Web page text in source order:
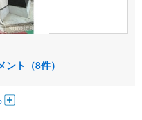
ント（8件）